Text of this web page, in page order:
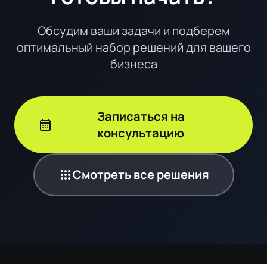
Обсудим ваши задачи и подберем
оптимальный набор решений для вашего
бизнеса
calendar_month
Записаться на
консультацию
appsСмотреть все решения